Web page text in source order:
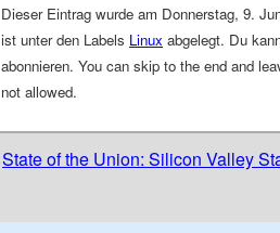
Dieser Eintrag wurde am Donnerstag, 9.
ist unter den Labels Linux abgelegt. Du
abonnieren. You can skip to the end and
not allowed.
State of the Union: Silicon Valley